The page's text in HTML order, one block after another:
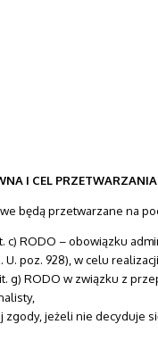
I CEL
będą przetwarzane na
c) RODO – obowiązku
poz. 928), w celu
g) RODO w związku z
jeżeli nie decyduje